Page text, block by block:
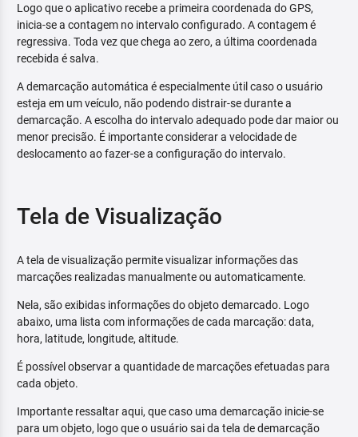
Logo que o aplicativo recebe a primeira coordenada do GPS,
inicia-se a contagem no intervalo configurado. A contagem é
regressiva. Toda vez que chega ao zero, a última coordenada
recebida é salva.
A demarcação automática é especialmente útil caso o usuário
esteja em um veículo, não podendo distrair-se durante a
demarcação. A escolha do intervalo adequado pode dar maior ou
menor precisão. É importante considerar a velocidade de
deslocamento ao fazer-se a configuração do intervalo.
Tela de Visualização
A tela de visualização permite visualizar informações das
marcações realizadas manualmente ou automaticamente.
Nela, são exibidas informações do objeto demarcado. Logo
abaixo, uma lista com informações de cada marcação: data,
hora, latitude, longitude, altitude.
É possível observar a quantidade de marcações efetuadas para
cada objeto.
Importante ressaltar aqui, que caso uma demarcação inicie-se
para um objeto, logo que o usuário sai da tela de demarcação